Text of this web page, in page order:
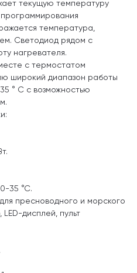
текущую температуру
температура,
Светодиод рядом с
нагревателя.
с термостатом
широкий диапазон работы
° С с возможностью
35 °С.
пресноводного и морского
дисплей, пульт